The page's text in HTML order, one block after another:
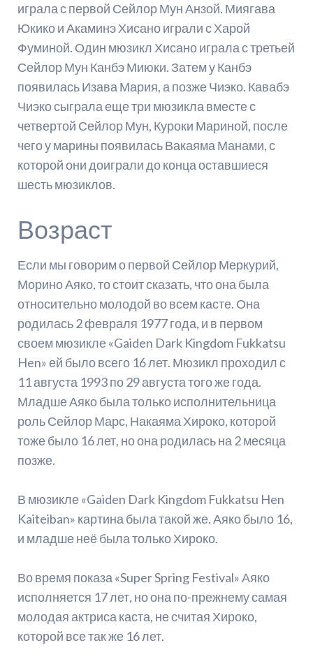
играла с первой Сейлор Мун Анзой. Миягава
Юкико и Акаминэ Хисано играли с Харой
Фуминой. Один мюзикл Хисано играла с третьей
Сейлор Мун Канбэ Миюки. Затем у Канбэ
появилась Изава Мария, а позже Чиэко. Кавабэ
Чиэко сыграла еще три мюзикла вместе с
четвертой Сейлор Мун, Куроки Мариной, после
чего у марины появилась Вакаяма Манами, с
которой они доиграли до конца оставшиеся
шесть мюзиклов.
Возраст
Если мы говорим о первой Сейлор Меркурий,
Морино Аяко, то стоит сказать, что она была
относительно молодой во всем касте. Она
родилась 2 февраля 1977 года, и в первом
своем мюзикле «Gaiden Dark Kingdom Fukkatsu
Hen» ей было всего 16 лет. Мюзикл проходил с
11 августа 1993 по 29 августа того же года.
Младше Аяко была только исполнительница
роль Сейлор Марс, Накаяма Хироко, которой
тоже было 16 лет, но она родилась на 2 месяца
позже.
В мюзикле «Gaiden Dark Kingdom Fukkatsu Hen
Kaiteiban» картина была такой же. Аяко было 16,
и младше неё была только Хироко.
Во время показа «Super Spring Festival» Аяко
исполняется 17 лет, но она по-прежнему самая
молодая актриса каста, не считая Хироко,
которой все так же 16 лет.